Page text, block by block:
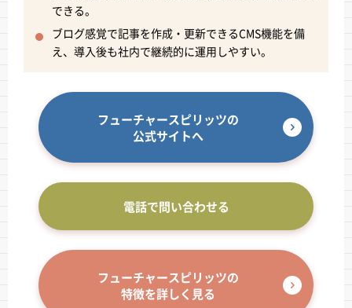
できる。
ブログ感覚で記事を作成・更新できるCMS機能を備
え、導入後も社内で継続的に運用しやすい。
フューチャースピリッツの
公式サイトへ
電話で問い合わせる
フューチャースピリッツの
特徴を詳しく見る